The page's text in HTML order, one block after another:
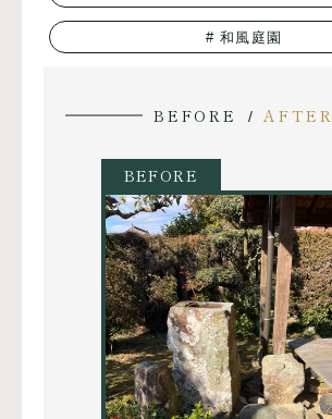
和風庭園
BEFORE / AFTER
BEFORE